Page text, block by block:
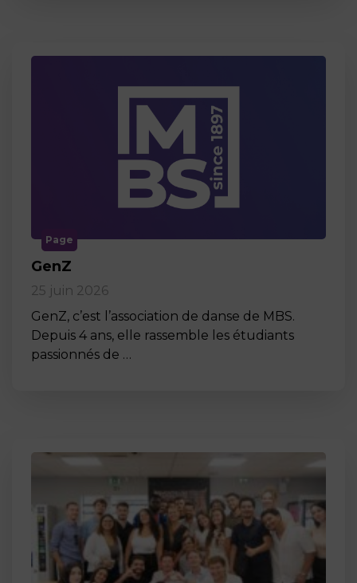
Page
GenZ
25 juin 2026
GenZ, c’est l’association de danse de MBS.
Depuis 4 ans, elle rassemble les étudiants
passionnés de …